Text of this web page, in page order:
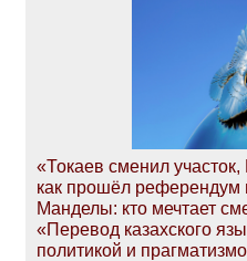
«Токаев сменил
как прошёл
Манделы: кто мечтает
«Перевод казахского
политикой и